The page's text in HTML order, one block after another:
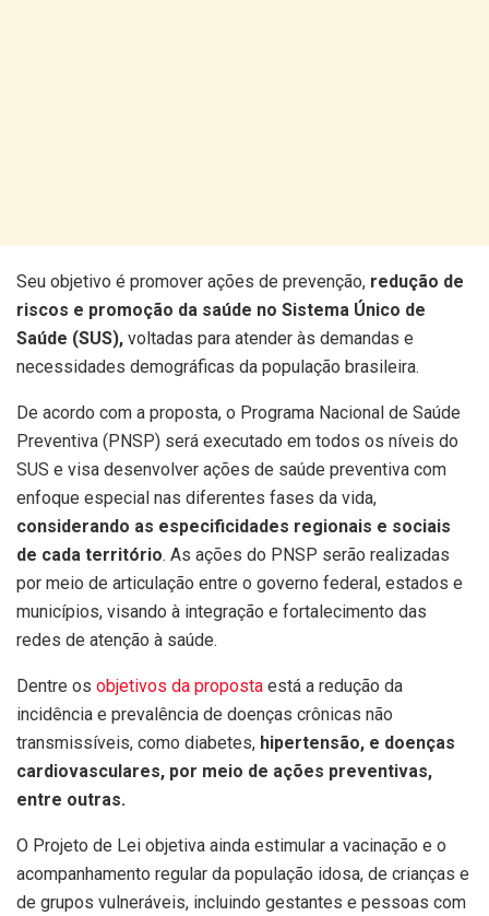
Seu objetivo é promover ações de prevenção, redução de
riscos e promoção da saúde no Sistema Único de
Saúde (SUS), voltadas para atender às demandas e
necessidades demográficas da população brasileira.
De acordo com a proposta, o Programa Nacional de Saúde
Preventiva (PNSP) será executado em todos os níveis do
SUS e visa desenvolver ações de saúde preventiva com
enfoque especial nas diferentes fases da vida,
considerando as especificidades regionais e sociais
de cada território. As ações do PNSP serão realizadas
por meio de articulação entre o governo federal, estados e
municípios, visando à integração e fortalecimento das
redes de atenção à saúde.
Dentre os objetivos da proposta está a redução da
incidência e prevalência de doenças crônicas não
transmissíveis, como diabetes, hipertensão, e doenças
cardiovasculares, por meio de ações preventivas,
entre outras.
O Projeto de Lei objetiva ainda estimular a vacinação e o
acompanhamento regular da população idosa, de crianças e
de grupos vulneráveis, incluindo gestantes e pessoas com